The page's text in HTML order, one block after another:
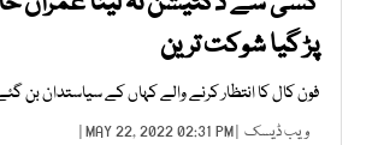
پڑ گیا شوکت ترین
فون کال کا انتظار کرنے والے کہاں کے سیاستدان بن
ویب ڈیسک | MAY 22, 2022 02:31 PM |